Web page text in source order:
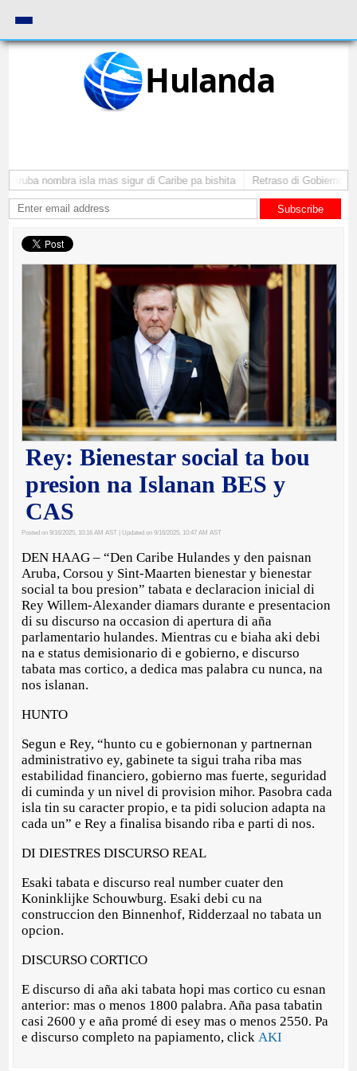
Hulanda
Aruba nombra isla mas sigur di Caribe pa bishita Retraso di Gobierno ta
Subscribe
Rey: Bienestar social ta bou
presion na Islanan BES y
CAS
Posted on 9/16/2025, 10:16 AM AST | Updated on 9/16/2025, 10:47 AM AST
DEN HAAG – “Den Caribe Hulandes y den paisnan
Aruba, Corsou y Sint-Maarten bienestar y bienestar
social ta bou presion” tabata e declaracion inicial di
Rey Willem-Alexander diamars durante e presentacion
di su discurso na occasion di apertura di aña
parlamentario hulandes. Mientras cu e biaha aki debi
na e status demisionario di e gobierno, e discurso
tabata mas cortico, a dedica mas palabra cu nunca, na
nos islanan.
HUNTO
Segun e Rey, “hunto cu e gobiernonan y partnernan
administrativo ey, gabinete ta sigui traha riba mas
estabilidad financiero, gobierno mas fuerte, seguridad
di cuminda y un nivel di provision mihor. Pasobra cada
isla tin su caracter propio, e ta pidi solucion adapta na
cada un” e Rey a finalisa bisando riba e parti di nos.
DI DIESTRES DISCURSO REAL
Esaki tabata e discurso real number cuater den
Koninklijke Schouwburg. Esaki debi cu na
construccion den Binnenhof, Ridderzaal no tabata un
opcion.
DISCURSO CORTICO
E discurso di aña aki tabata hopi mas cortico cu esnan
anterior: mas o menos 1800 palabra. Aña pasa tabatin
casi 2600 y e aña promé di esey mas o menos 2550. Pa
e discurso completo na papiamento, clickAKI